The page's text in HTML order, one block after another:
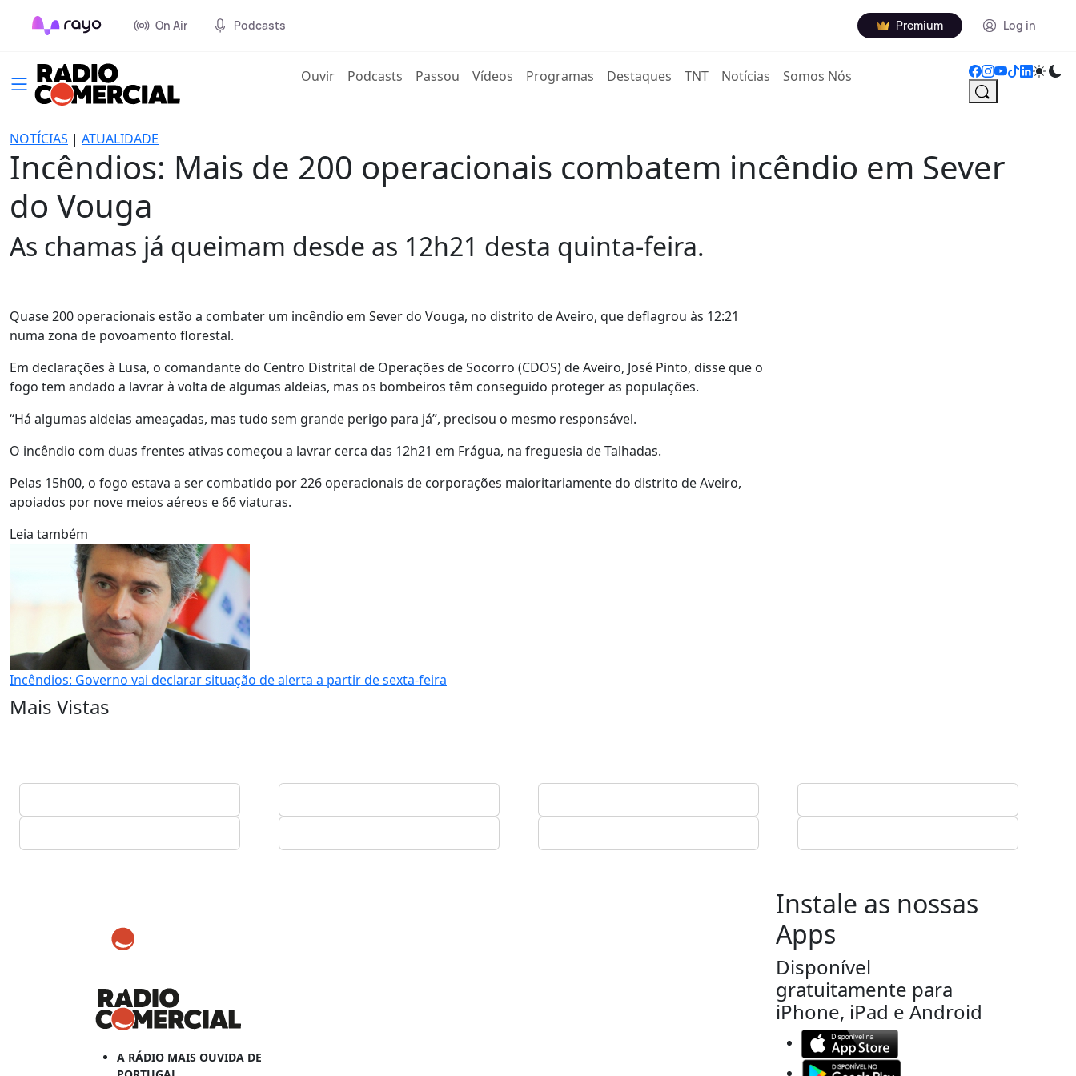
On Air Podcasts Premium Log in
Ouvir(current)
Podcasts Passou Vídeos Programas Destaques TNT Notícias Somos Nós
NOTÍCIAS | ATUALIDADE
Incêndios: Mais de 200 operacionais combatem incêndio em Sever
do Vouga
As chamas já queimam desde as 12h21 desta quinta-feira.
Quase 200 operacionais estão a combater um incêndio em Sever do Vouga, no distrito de Aveiro, que deflagrou às 12:21
numa zona de povoamento florestal.
Em declarações à Lusa, o comandante do Centro Distrital de Operações de Socorro (CDOS) de Aveiro, José Pinto, disse que o
fogo tem andado a lavrar à volta de algumas aldeias, mas os bombeiros têm conseguido proteger as populações.
“Há algumas aldeias ameaçadas, mas tudo sem grande perigo para já”, precisou o mesmo responsável.
O incêndio com duas frentes ativas começou a lavrar cerca das 12h21 em Frágua, na freguesia de Talhadas.
Pelas 15h00, o fogo estava a ser combatido por 226 operacionais de corporações maioritariamente do distrito de Aveiro,
apoiados por nove meios aéreos e 66 viaturas.
Leia também
Incêndios: Governo vai declarar situação de alerta a partir de sexta-feira
Mais Vistas
A RÁDIO MAIS OUVIDA DE
Instale as nossas
Apps
Disponível
gratuitamente para
iPhone, iPad e Android